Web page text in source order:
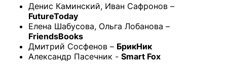
Денис Каминский, Иван Сафронов –
FutureToday
Елена Шабусова, Ольга Лобанова –
FriendsBooks
Дмитрий Сосфенов – БрикНик
Александр Пасечник - Smart Fox